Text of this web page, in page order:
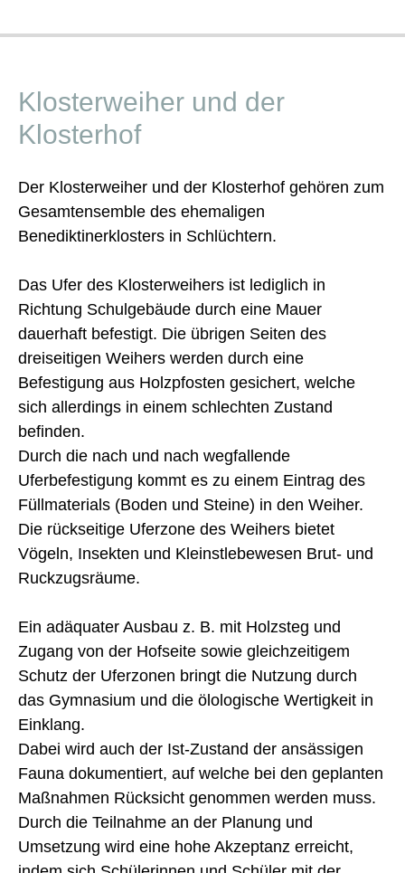
Klosterweiher und der
Klosterhof
Der Klosterweiher und der Klosterhof gehören zum
Gesamtensemble des ehemaligen
Benediktinerklosters in Schlüchtern.
Das Ufer des Klosterweihers ist lediglich in
Richtung Schulgebäude durch eine Mauer
dauerhaft befestigt. Die übrigen Seiten des
dreiseitigen Weihers werden durch eine
Befestigung aus Holzpfosten gesichert, welche
sich allerdings in einem schlechten Zustand
befinden.
Durch die nach und nach wegfallende
Uferbefestigung kommt es zu einem Eintrag des
Füllmaterials (Boden und Steine) in den Weiher.
Die rückseitige Uferzone des Weihers bietet
Vögeln, Insekten und Kleinstlebewesen Brut- und
Ruckzugsräume.
Ein adäquater Ausbau z. B. mit Holzsteg und
Zugang von der Hofseite sowie gleichzeitigem
Schutz der Uferzonen bringt die Nutzung durch
das Gymnasium und die ölologische Wertigkeit in
Einklang.
Dabei wird auch der Ist-Zustand der ansässigen
Fauna dokumentiert, auf welche bei den geplanten
Maßnahmen Rücksicht genommen werden muss.
Durch die Teilnahme an der Planung und
Umsetzung wird eine hohe Akzeptanz erreicht,